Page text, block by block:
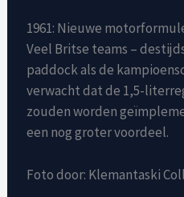
1961: Nieuwe
Veel Britse teams –
paddock als de
verwacht dat de 1,5-
zouden worden
een nog groter voordeel.
Foto door: Klemantaski